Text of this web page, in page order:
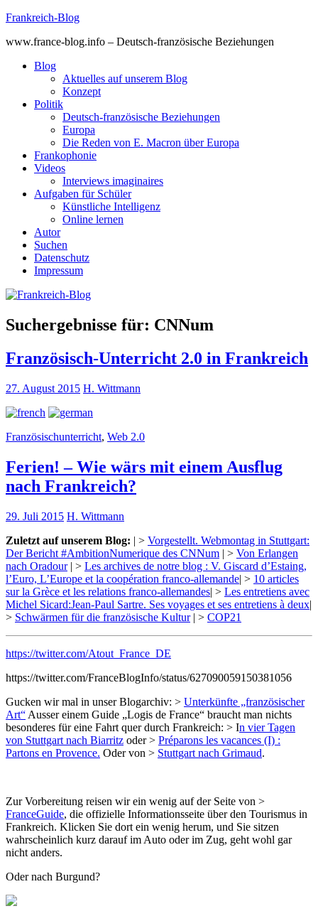
Skip
content
Frankreich-Blog
www.france-blog.info – Deutsch-französische Beziehungen
Blog
Aktuelles auf unserem Blog
Konzept
Politik
Deutsch-französische Beziehungen
Europa
Die Reden von E. Macron über Europa
Frankophonie
Videos
Interviews imaginaires
Aufgaben für Schüler
Künstliche Intelligenz
Online lernen
Autor
Suchen
Datenschutz
Impressum
Suchergebnisse für: CNNum
Französisch-Unterricht 2.0 in Frankreich
27. August 2015 H. Wittmann
Französischunterricht, Web 2.0
Ferien! – Wie wärs mit einem Ausflug
nach Frankreich?
29. Juli 2015 H. Wittmann
Zuletzt auf unserem Blog: | > Vorgestellt. Webmontag in Stuttgart:
Der Bericht #AmbitionNumerique des CNNum | > Von Erlangen
nach Oradour| > Les archives de notre blog : V. Giscard d’Estaing,
l’Euro, L’Europe et la coopération franco-allemande| > 10 articles
sur la Grèce et les relations franco-allemandes| > Les entretiens avec
Michel Sicard:Jean-Paul Sartre. Ses voyages et ses entretiens à deux|
> Schwärmen für die französische Kultur| > COP21
https://twitter.com/Atout_France_DE
https://twitter.com/FranceBlogInfo/status/627090059150381056
Gucken wir mal in unser Blogarchiv: > Unterkünfte „französischer
Art“ Ausser einem Guide „Logis de France“ braucht man nichts
besonderes für eine Fahrt quer durch Frankreich: > In vier Tagen
von Stuttgart nach Biarritz oder > Préparons les vacances (I) :
Partons en Provence. Oder von > Stuttgart nach Grimaud.
Zur Vorbereitung reisen wir ein wenig auf der Seite von >
FranceGuide, die offizielle Informationsseite über den Tourismus in
Frankreich. Klicken Sie dort ein wenig herum, und Sie sitzen
wahrscheinlich kurz darauf im Auto oder im Zug, geht wohl gar
nicht anders.
Oder nach Burgund?